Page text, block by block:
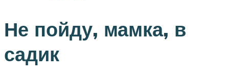
Не пойду, мамка, в
садик